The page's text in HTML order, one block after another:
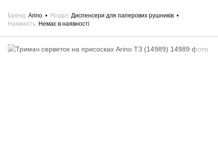
Бренд Arino Розділ Диспенсери для паперових рушників
Наявність Немає в наявності